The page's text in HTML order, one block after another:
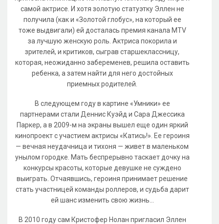
самой актрисе. И хотя золотую статуэтку Эллен не
получила (как и «Золотой глобус», на который ее
тоже выдвигали) ей досталась премия канала MTV
за лучшую женскую роль. Актриса покорила и
зрителей, и критиков, сыграв старшеклассницу,
которая, неожиданно забеременев, решила оставить
ребенка, а затем найти для него достойных
приемных родителей.
В следующем году в картине «Умники» ее
партнерами стали Деннис Куэйд и Сара Джессика
Паркер, а в 2009-м на экраны вышел еще один яркий
кинопроект с участием актрисы «Катись!». Ее героиня
— вечная неудачница и тихоня — живет в маленьком
унылом городке. Мать беспрерывно таскает дочку на
конкурсы красоты, которые девушке не суждено
выиграть. Отчаявшись, героиня принимает решение
стать участницей команды роллеров, и судьба дарит
ей шанс изменить свою жизнь...
В 2010 году сам Кристофер Нолан пригласил Эллен